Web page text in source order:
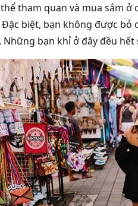
tham quan và mua sắm
Đặc biệt, bạn không được bỏ
Những bạn khỉ ở đây đều